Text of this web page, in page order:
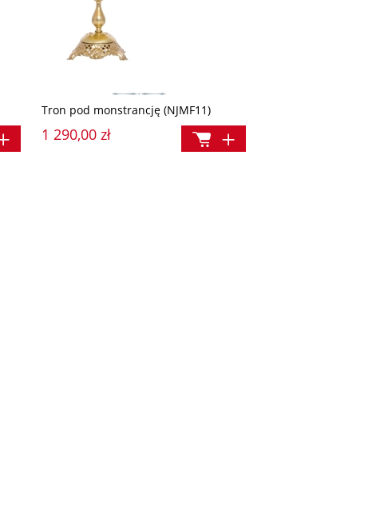
Tron pod monstrancję (NJMF11)
1 290,00 zł